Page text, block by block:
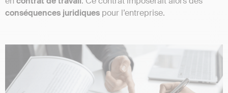
conséquences juridiques pour l’entreprise.